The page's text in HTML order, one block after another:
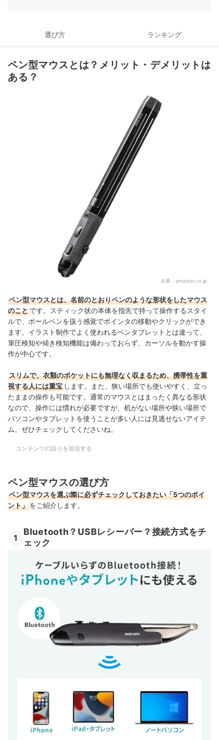
間に注目
ペン型マウス全7商品おすすめ人気ランキング
ペン型マウスの売れ筋ランキングもチェック！
選び方 ランキング
ペン型マウスとは？メリット・デメリットは
ある？
出典： amazon.co.jp
ペン型マウスとは、名前のとおりペンのような形状をしたマウス
のことです。スティック状の本体を指先で持って操作するスタイ
ルで、ボールペンを扱う感覚でポインタの移動やクリックができ
ます。イラスト制作でよく使われるペンタブレットとは違って、
筆圧検知や傾き検知機能は備わっておらず、カーソルを動かす操
作が中心です。
スリムで、衣類のポケットにも無理なく収まるため、携帯性を重
視する人には重宝 します。また、狭い場所でも使いやすく、立っ
たままの操作も可能です。通常のマウスとはまったく異なる形状
なので、操作には慣れが必要ですが、机がない場所や狭い場所で
パソコンやタブレットを使うことが多い人には見逃せないアイテ
ム。ぜひチェックしてくださいね。
コンテンツの誤りを送信する
ペン型マウスの選び方
ペン型マウスを選ぶ際に必ずチェックしておきたい「5つのポイ
ント」をご紹介します。
1
Bluetooth？USBレシーバー？接続方式をチ
ェック